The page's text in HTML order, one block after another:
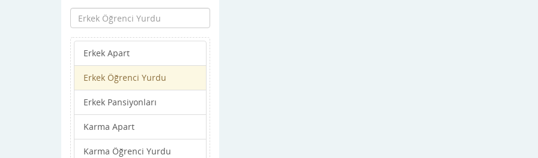
Erkek Apart
Erkek Öğrenci Yurdu
Erkek Pansiyonları
Karma Apart
Karma Öğrenci Yurdu